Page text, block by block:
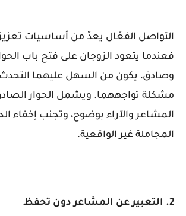
التواصل الفعّال يعدّ من أساسيات
فعندما يتعود الزوجان على فتح باب
وصادق، يكون من السهل عليهما التحدث
مشكلة تواجههما. ويشمل الحوار
المشاعر والآراء بوضوح، وتجنب إخفاء
المجاملة غير الواقعية.
2. التعبير عن المشاعر دون تحفظ